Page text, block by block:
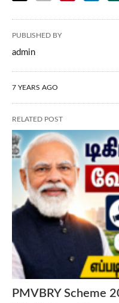
PUBLISHED BY
admin
7 YEARS AGO
RELATED POST
PMVBRY Scheme